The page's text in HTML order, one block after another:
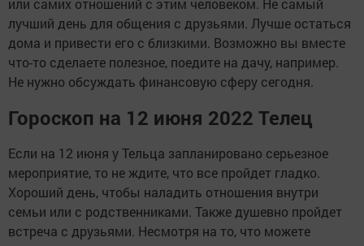
или самих отношений с этим человеком. Не самый
лучший день для общения с друзьями. Лучше остаться
дома и привести его с близкими. Возможно вы вместе
что-то сделаете полезное, поедите на дачу, например.
Не нужно обсуждать финансовую сферу сегодня.
Гороскоп на 12 июня 2022 Телец
Если на 12 июня у Тельца запланировано серьезное
мероприятие, то не ждите, что все пройдет гладко.
Хороший день, чтобы наладить отношения внутри
семьи или с родственниками. Также душевно пройдет
встреча с друзьями. Несмотря на то, что можете